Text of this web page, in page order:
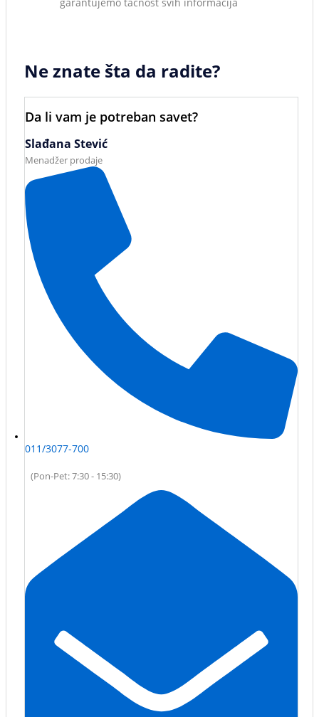
garantujemo tačnost svih informacija
Ne znate šta da radite?
Da li vam je potreban savet?
Slađana Stević
Menadžer prodaje
011/3077-700
(Pon-Pet: 7:30 - 15:30)